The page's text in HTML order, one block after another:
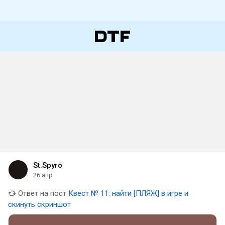
St.Spyro
26 апр
Ответ на пост Квест № 11: найти [ПЛЯЖ] в игре и
скинуть скриншот